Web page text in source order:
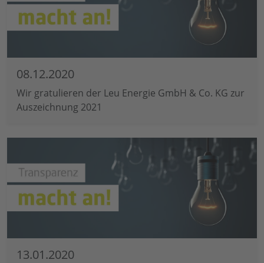
08.12.2020
Wir gratulieren der Leu Energie GmbH & Co. KG zur
Auszeichnung 2021
13.01.2020